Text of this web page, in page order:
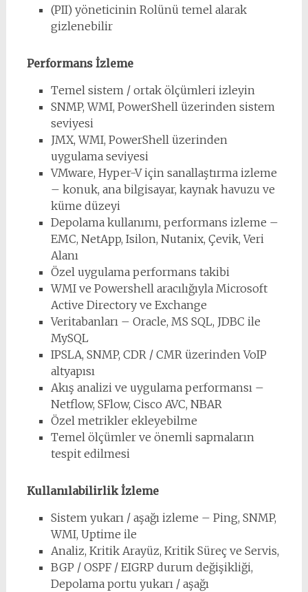
(PII) yöneticinin Rolünü temel alarak
gizlenebilir
Performans İzleme
Temel sistem / ortak ölçümleri izleyin
SNMP, WMI, PowerShell üzerinden sistem
seviyesi
JMX, WMI, PowerShell üzerinden
uygulama seviyesi
VMware, Hyper-V için sanallaştırma izleme
– konuk, ana bilgisayar, kaynak havuzu ve
küme düzeyi
Depolama kullanımı, performans izleme –
EMC, NetApp, Isilon, Nutanix, Çevik, Veri
Alanı
Özel uygulama performans takibi
WMI ve Powershell aracılığıyla Microsoft
Active Directory ve Exchange
Veritabanları – Oracle, MS SQL, JDBC ile
MySQL
IPSLA, SNMP, CDR / CMR üzerinden VoIP
altyapısı
Akış analizi ve uygulama performansı –
Netflow, SFlow, Cisco AVC, NBAR
Özel metrikler ekleyebilme
Temel ölçümler ve önemli sapmaların
tespit edilmesi
Kullanılabilirlik İzleme
Sistem yukarı / aşağı izleme – Ping, SNMP,
WMI, Uptime ile
Analiz, Kritik Arayüz, Kritik Süreç ve Servis,
BGP / OSPF / EIGRP durum değişikliği,
Depolama portu yukarı / aşağı